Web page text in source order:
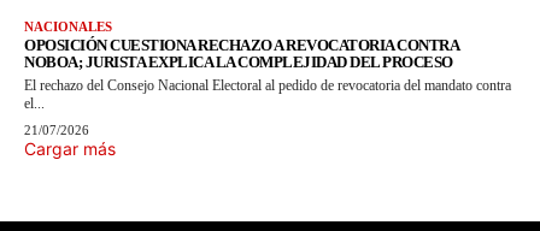
NACIONALES
OPOSICIÓN CUESTIONA RECHAZO A REVOCATORIA CONTRA
NOBOA; JURISTA EXPLICA LA COMPLEJIDAD DEL PROCESO
El rechazo del Consejo Nacional Electoral al pedido de revocatoria del mandato contra
el...
21/07/2026
Cargar más